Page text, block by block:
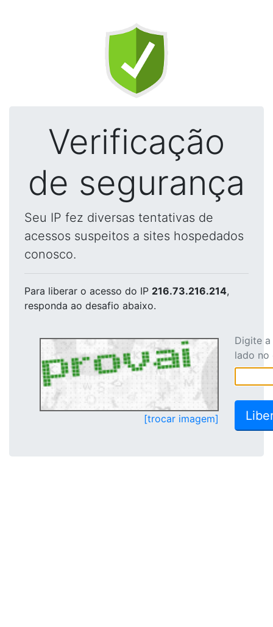
Verificação
de segurança
Seu IP fez diversas tentativas de
acessos suspeitos a sites hospedados
conosco.
Para liberar o acesso do IP 216.73.216.214,
responda ao desafio abaixo.
[trocar imagem]
Digite
lado no